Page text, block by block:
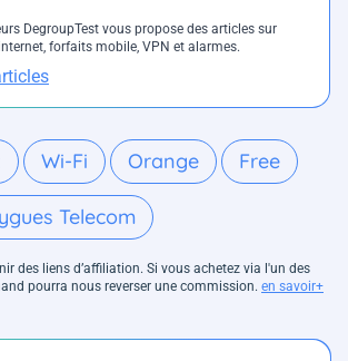
DegroupTest vous propose des articles sur
forfaits mobile, VPN et alarmes.
Wi-Fi Orange Free
Telecom
des liens d’affiliation. Si vous achetez via l'un des
pourra nous reverser une commission. en savoir+